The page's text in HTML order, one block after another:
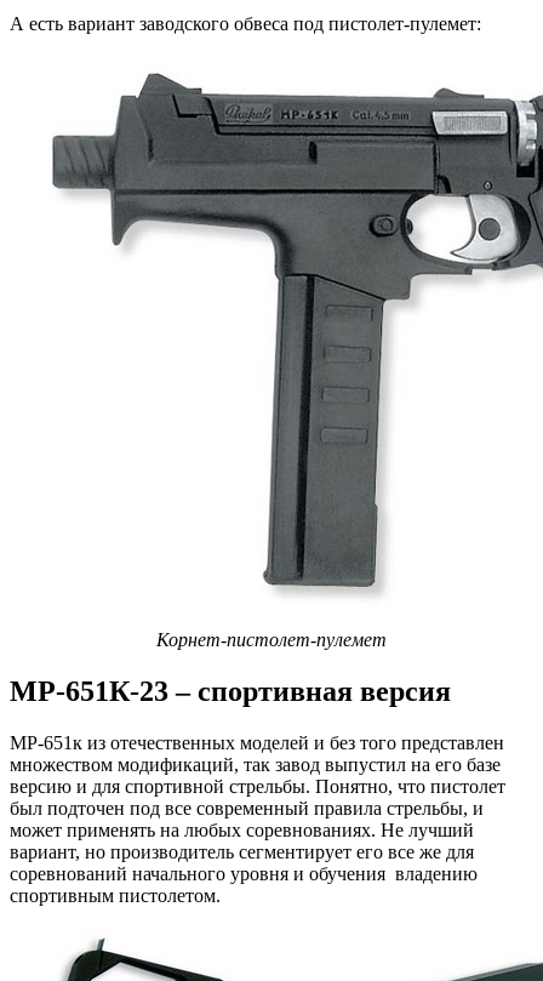
А есть вариант заводского обвеса под пистолет-пулемет:
Корнет-пистолет-пулемет
МР-651К-23 – спортивная версия
МР-651к из отечественных моделей и без того представлен
множеством модификаций, так завод выпустил на его базе
версию и для спортивной стрельбы. Понятно, что пистолет
был подточен под все современный правила стрельбы, и
может применять на любых соревнованиях. Не лучший
вариант, но производитель сегментирует его все же для
соревнований начального уровня и обучения владению
спортивным пистолетом.